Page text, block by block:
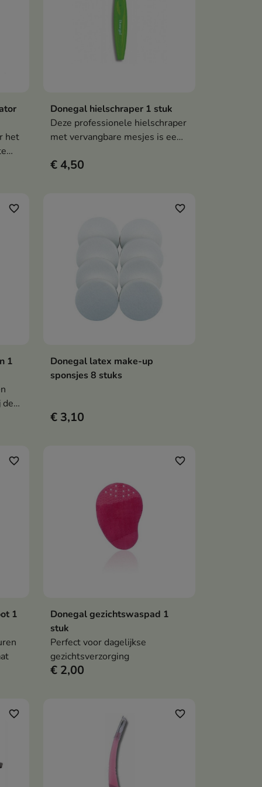
het
In winkelwagen
Donegal hielschraper 1 stuk
Deze professionele hielschraper
met vervangbare mesjes is een
verwijderen ego . Hij garandeert
€ 4,50
favorite_border
1
In winkelwagen
favorite_border
Donegal latex make-up
sponsjes 8 stuks
€ 3,10
favorite_border
1
In winkelwagen
favorite_border
Donegal gezichtswaspad 1
stuk
Perfect voor dagelijkse
gezichtsverzorging
€ 2,00
favorite_border favorite_border